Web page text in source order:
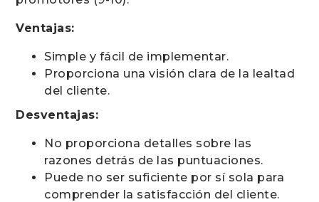
Ventajas:
Simple y fácil de implementar.
Proporciona una visión clara de la lealtad
del cliente.
Desventajas:
No proporciona detalles sobre las
razones detrás de las puntuaciones.
Puede no ser suficiente por sí sola para
comprender la satisfacción del cliente.